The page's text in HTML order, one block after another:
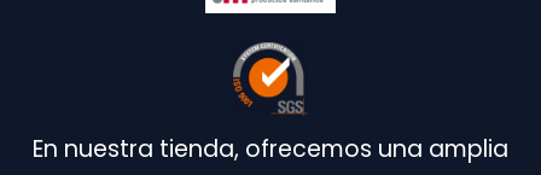
En nuestra tienda, ofrecemos una amplia